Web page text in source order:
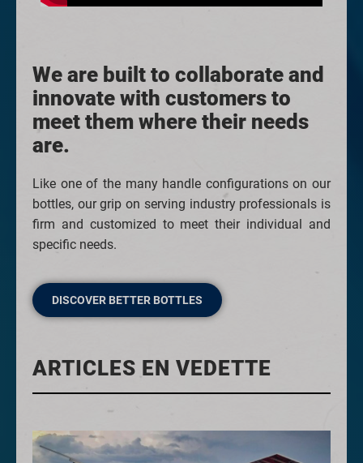
We are built to collaborate and
innovate with customers to
meet them where their needs
are.
Like one of the many handle configurations on our
bottles, our grip on serving industry professionals is
firm and customized to meet their individual and
specific needs.
DISCOVER BETTER BOTTLES
ARTICLES EN VEDETTE